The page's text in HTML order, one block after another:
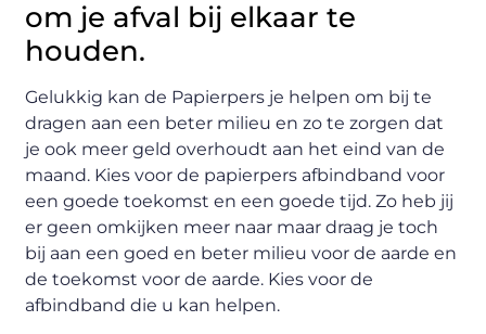
om je afval bij elkaar te
houden.
Gelukkig kan de Papierpers je helpen om bij te
dragen aan een beter milieu en zo te zorgen dat
je ook meer geld overhoudt aan het eind van de
maand. Kies voor de papierpers afbindband voor
een goede toekomst en een goede tijd. Zo heb jij
er geen omkijken meer naar maar draag je toch
bij aan een goed en beter milieu voor de aarde en
de toekomst voor de aarde. Kies voor de
afbindband die u kan helpen.